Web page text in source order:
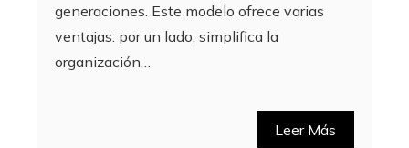
generaciones. Este modelo ofrece varias
ventajas: por un lado, simplifica la
organización…
Leer Más